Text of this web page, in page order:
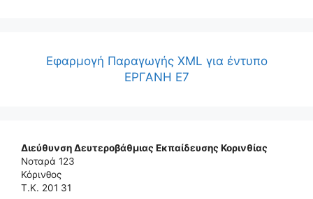
Εφαρμογή Παραγωγής XML για έντυπο
ΕΡΓΑΝΗ Ε7
Διεύθυνση Δευτεροβάθμιας Εκπαίδευσης Κορινθίας
Νοταρά 123
Κόρινθος
Τ.Κ. 201 31